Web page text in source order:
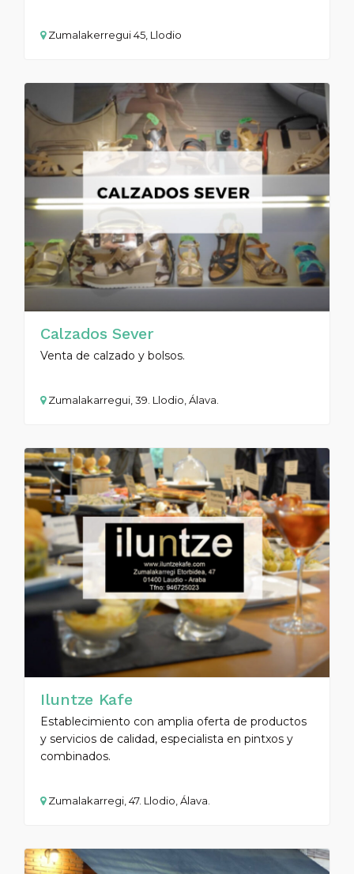
Zumalakerregui 45, Llodio
Calzados Sever
Venta de calzado y bolsos.
Zumalakarregui, 39. Llodio, Álava.
Iluntze Kafe
Establecimiento con amplia oferta de productos
y servicios de calidad, especialista en pintxos y
combinados.
Zumalakarregi, 47. Llodio, Álava.